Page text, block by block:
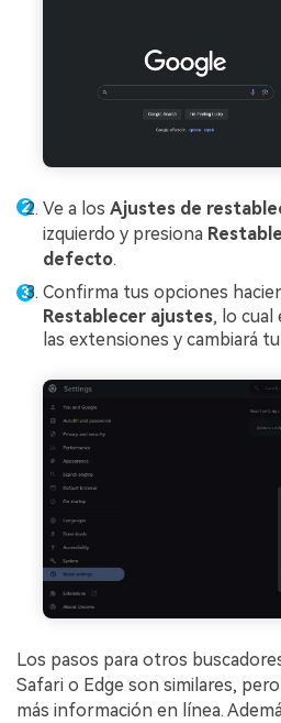
Ve a los Ajustes de
izquierdo y presiona
defecto.
Confirma tus opciones
Restablecer ajustes, lo cual
las extensiones y cambiará
Los pasos para otros
Safari o Edge son similares,
más información en línea.